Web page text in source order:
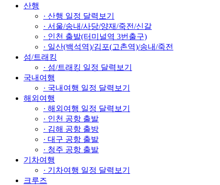
산행
· 산행 일정 달력보기
· 서울/송내/사당/양재/죽전/신갈
· 인천 출발(터미널역 3번출구)
· 일산(백석역)/김포(고촌역)/송내/죽전
섬/트래킹
· 섬/트래킹 일정 달력보기
국내여행
· 국내여행 일정 달력보기
해외여행
· 해외여행 일정 달력보기
· 인천 공항 출발
· 김해 공항 출방
· 대구 공항 출발
· 청주 공항 출발
기차여행
· 기차여행 일정 달력보기
크루즈